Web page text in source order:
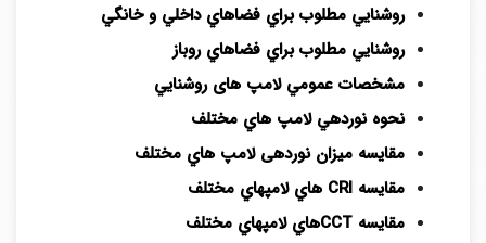
روشنايي مطلوب براي فضاهاي داخلي و خانگي
روشنايي مطلوب براي فضاهاي روباز
مشخصات عمومي لامپ های روشنايي
نحوه نوردهي لامپ هاي مختلف
مقايسه میزان نوردهی لامپ هاي مختلف
مقايسه CRI هاي لامپهاي مختلف
مقايسه CCTهاي لامپهاي مختلف